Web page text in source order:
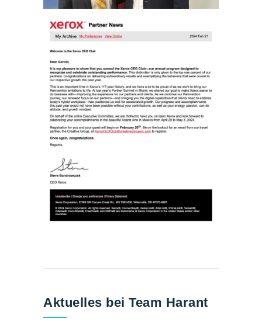
Aktuelles bei Team Harant